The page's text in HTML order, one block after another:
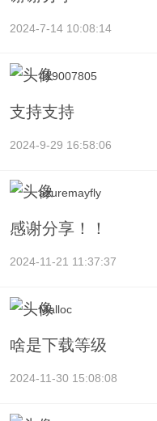
2024-7-14 10:08:14
419007805
支持支持
2024-9-29 16:58:06
azuremayfly
感谢分享！！
2024-11-21 11:37:37
Malloc
啥是下载等级
2024-11-30 15:08:08